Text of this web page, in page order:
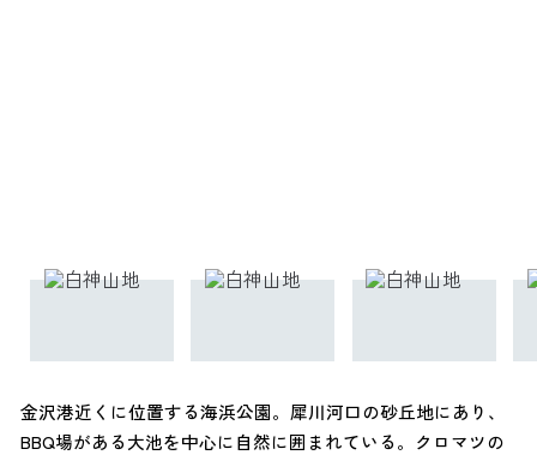
金沢港近くに位置する海浜公園。犀川河口の砂丘地にあり、
BBQ場がある大池を中心に自然に囲まれている。クロマツの